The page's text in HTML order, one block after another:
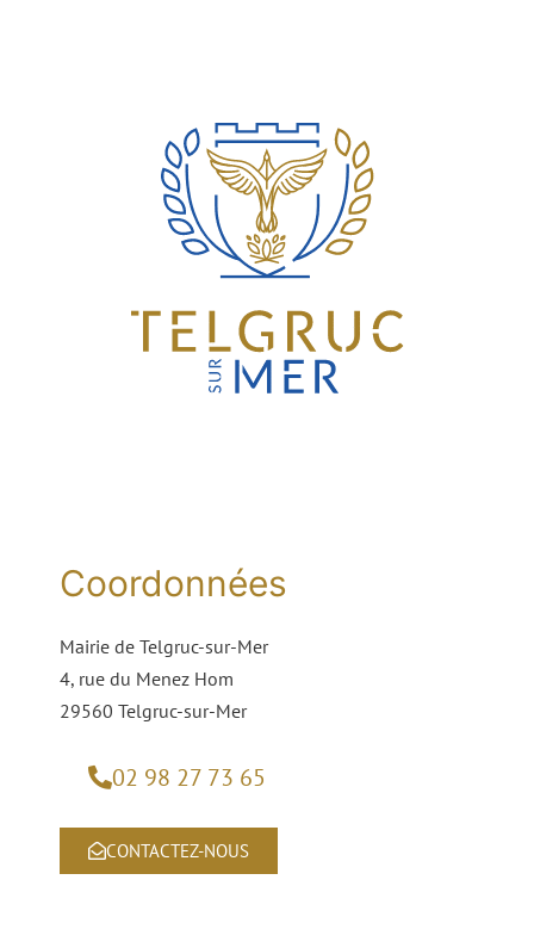
Coordonnées
Mairie de Telgruc-sur-Mer
4, rue du Menez Hom
29560 Telgruc-sur-Mer
02 98 27 73 65
CONTACTEZ-NOUS